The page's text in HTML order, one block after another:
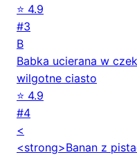
⭐ 4.9
#3
B
Babka ucierana w
wilgotne ciasto
⭐ 4.9
#4
<
<strong>Banan z